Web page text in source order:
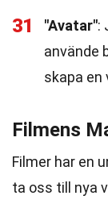
31 "Avatar":
använde
skapa
Filmens
Filmer har en
ta oss till nya